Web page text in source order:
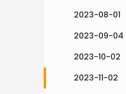
2023-08-01
2023-09-04
2023-10-02
2023-11-02